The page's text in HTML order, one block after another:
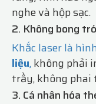
nghe và hộp sạc.
2. Không bong
Khắc laser là
liệu,không phải
trầy, không phai
3. Cá nhân hóa